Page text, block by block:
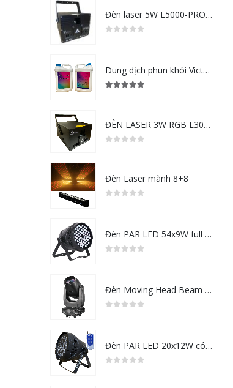
Đèn laser 5W L5000-PRO RGB
Dung dịch phun khói Victory
ĐÈN LASER 3W RGB L3000-SD
Đèn Laser mành 8+8
Đèn PAR LED 54x9W full color RGB
Đèn Moving Head Beam 295
Đèn PAR LED 20x12W có tay điều khiển từ xa